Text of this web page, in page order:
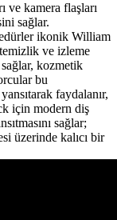
ve kamera flaşları
sağlar.
ikonik William
ve izleme
kozmetik
bu
faydalanır,
için modern diş
sağlar;
üzerinde kalıcı bir